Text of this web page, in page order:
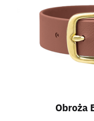
Obroża